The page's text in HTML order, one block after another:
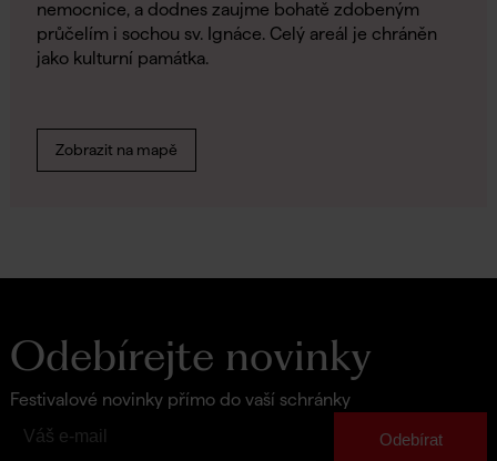
nemocnice, a dodnes zaujme bohatě zdobeným
průčelím i sochou sv. Ignáce. Celý areál je chráněn
jako kulturní památka.
Zobrazit na mapě
Odebírejte novinky
Festivalové novinky přímo do vaší schránky